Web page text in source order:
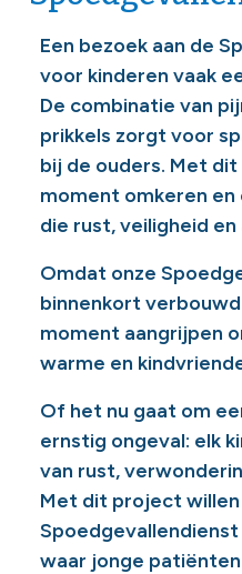
Een bezoek aan de
voor kinderen vaak
De combinatie van
prikkels zorgt voor
bij de ouders. Met
moment omkeren
die rust, veiligheid
Omdat onze
binnenkort
moment aangrijpen
warme en
Of het nu gaat om
ernstig ongeval: elk
van rust,
Met dit project willen
waar jonge